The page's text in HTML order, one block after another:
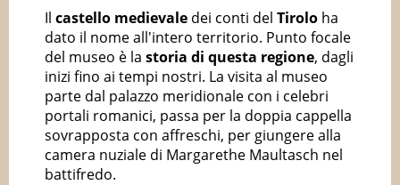
Il castello medievale dei conti del Tirolo ha
dato il nome all'intero territorio. Punto focale
del museo è la storia di questa regione, dagli
inizi fino ai tempi nostri. La visita al museo
parte dal palazzo meridionale con i celebri
portali romanici, passa per la doppia cappella
sovrapposta con affreschi, per giungere alla
camera nuziale di Margarethe Maultasch nel
battifredo.